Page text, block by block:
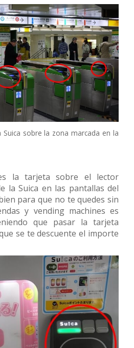
sobre la zona marcada en la
la tarjeta sobre el lector
la Suica en las pantallas del
para que no te quedes sin
y vending machines es
que pasar la tarjeta
se te descuente el importe